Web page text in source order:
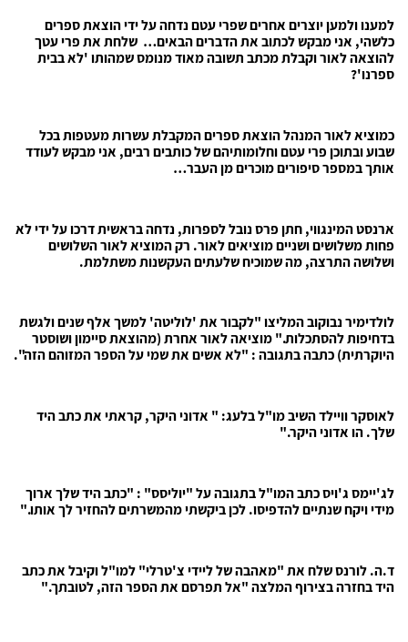
למענו ולמען יוצרים אחרים שפרי עטם נדחה על ידי הוצאת ספרים
כלשהי, אני מבקש לכתוב את הדברים הבאים… שלחת את פרי עטך
להוצאה לאור וקבלת מכתב תשובה מאוד מנומס שמהותו 'לא בבית
ספרנו'?
כמוציא לאור המנהל הוצאת ספרים המקבלת עשרות מעטפות בכל
שבוע ובתוכן פרי עטם וחלומותיהם של כותבים רבים, אני מבקש לעודד
אותך במספר סיפורים מוכרים מן העבר…
ארנסט המינגווי, חתן פרס נובל לספרות, נדחה בראשית דרכו על ידי לא
פחות משלושים ושניים מוציאים לאור. רק המוציא לאור השלושים
ושלושה התרצה, מה שמוכיח שלעתים העקשנות משתלמת.
לולדימיר נבוקוב המליצו "לקבור את 'לוליטה' למשך אלף שנים ולגשת
בדחיפות להסתכלות." מוציאה לאור אחרת (מהוצאת סיימון ושוסטר
היוקרתית) כתבה בתגובה : "לא אשים את שמי על הספר המזוהם הזה".
לאוסקר וויילד השיב מו"ל בלעג: " אדוני היקר, קראתי את כתב היד
שלך. הו אדוני היקר."
לג'יימס ג'ויס כתב המו"ל בתגובה על "יוליסס" : "כתב היד שלך ארוך
מידי ויקח שנתיים להדפיסו. לכן ביקשתי מהמשרתים להחזיר לך אותו."
ד.ה. לורנס שלח את "מאהבה של ליידי צ'טרלי" למו"ל וקיבל את כתב
היד בחזרה בצירוף המלצה "אל תפרסם את הספר הזה, לטובתך."